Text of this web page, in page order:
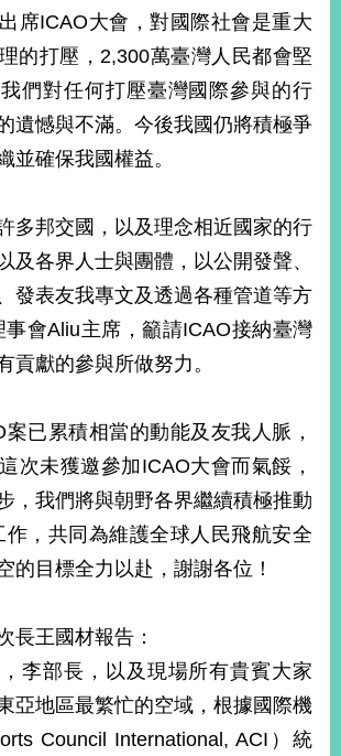
席ICAO大會，對國際社會是重大
的打壓，2,300萬臺灣人民都會堅
們對任何打壓臺灣國際參與的行
遺憾與不滿。今後我國仍將積極爭
並確保我國權益。
多邦交國，以及理念相近國家的行
及各界人士與團體，以公開發聲、
發表友我專文及透過各種管道等方
事會Aliu主席，籲請ICAO接納臺灣
貢獻的參與所做努力。
已累積相當的動能及友我人脈，
次未獲邀參加ICAO大會而氣餒，
，我們將與朝野各界繼續積極推動
作，共同為維護全球人民飛航安全
的目標全力以赴，謝謝各位！
長王國材報告：
李部長，以及現場所有貴賓大家
亞地區最繁忙的空域，根據國際機
Council International, ACI）統